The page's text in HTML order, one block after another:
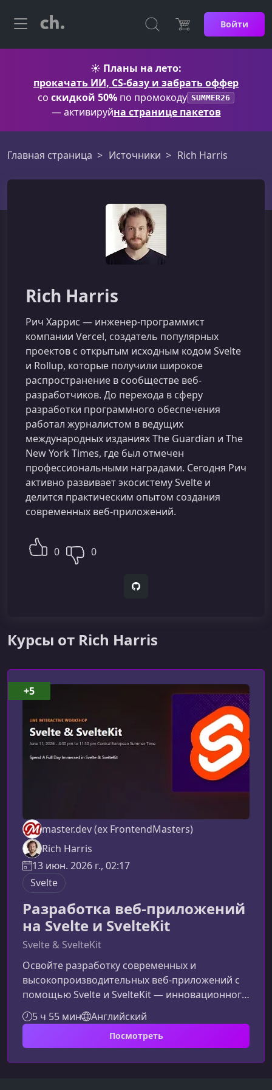
Войти
☀️ Планы на лето:
прокачать ИИ, CS-базу и забрать оффер
со скидкой 50% по промокоду SUMMER26
— активируйна странице пакетов
Главная страница Источники Rich Harris
Rich Harris
Рич Харрис — инженер-программист
компании Vercel, создатель популярных
проектов с открытым исходным кодом Svelte
и Rollup, которые получили широкое
распространение в сообществе веб-
разработчиков. До перехода в сферу
разработки программного обеспечения
работал журналистом в ведущих
международных изданиях The Guardian и The
New York Times, где был отмечен
профессиональными наградами. Сегодня Рич
активно развивает экосистему Svelte и
делится практическим опытом создания
современных веб-приложений.
0 0
GitHub
Курсы от Rich Harris
master.dev (ex FrontendMasters)
Rich Harris
13 июн. 2026 г., 02:17
Svelte
Разработка веб-приложений
на Svelte и SvelteKit
Svelte & SvelteKit
Освойте разработку современных и
высокопроизводительных веб‑приложений с
помощью Svelte и SvelteKit — инновационного
стека, который сочетает простоту, скорость и
мощные возможности для создания
динамичных интерфейсов и масштабируемых
курсеКомпонентный подход и архитектура
5 ч 55 мин Английский
Посмотреть
+5